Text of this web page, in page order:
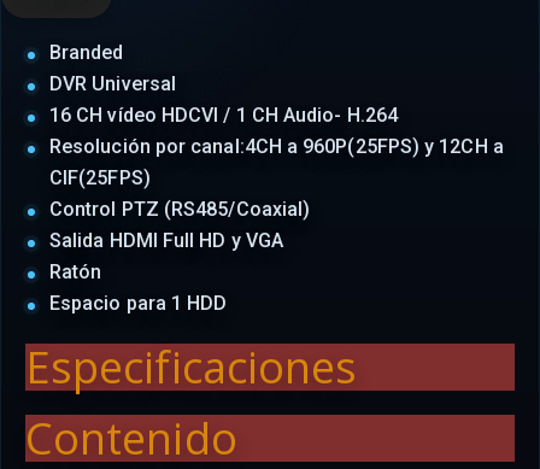
Branded
DVR Universal
16 CH vídeo HDCVI / 1 CH Audio- H.264
Resolución por canal:4CH a 960P(25FPS) y 12CH a
CIF(25FPS)
Control PTZ (RS485/Coaxial)
Salida HDMI Full HD y VGA
Ratón
Espacio para 1 HDD
Especificaciones
Contenido